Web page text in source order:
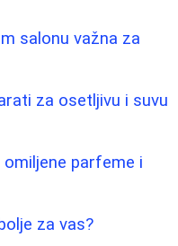
salonu važna za
za osetljivu i suvu
parfeme i
za vas?